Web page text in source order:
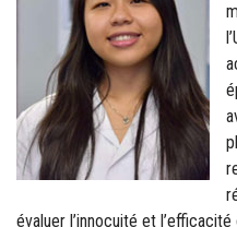
évaluer l’innocuité et